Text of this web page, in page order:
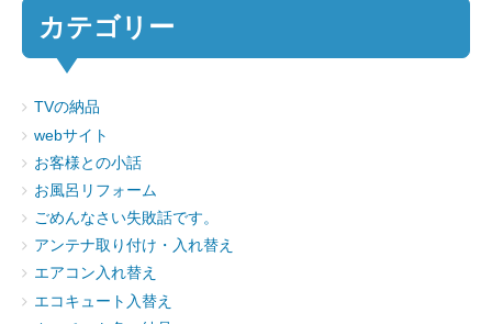
カテゴリー
TVの納品
webサイト
お客様との小話
お風呂リフォーム
ごめんなさい失敗話です。
アンテナ取り付け・入れ替え
エアコン入れ替え
エコキュート入替え